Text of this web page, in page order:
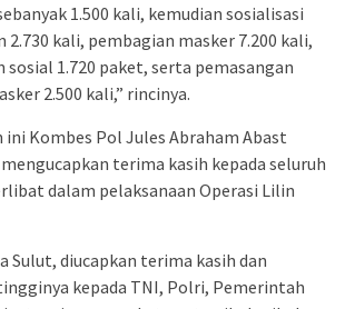
1.500 kali, kemudian sosialisasi
kali, pembagian masker 7.200 kali,
1.720 paket, serta pemasangan
2.500 kali,” rincinya.
Kombes Pol Jules Abraham Abast
terima kasih kepada seluruh
dalam pelaksanaan Operasi Lilin
Sulut, diucapkan terima kasih dan
kepada TNI, Polri, Pemerintah